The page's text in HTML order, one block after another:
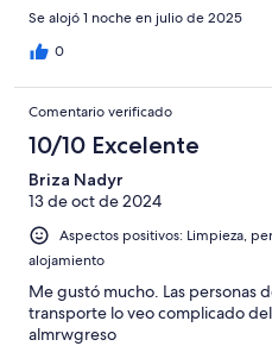
Se alojó 1 noche en julio de 2025
0
Comentario verificado
10/10 Excelente
Briza Nadyr
13 de oct de 2024
Aspectos positivos: Limpieza,
alojamiento
Me gustó mucho. Las personas
transporte lo veo complicado
almrwgreso